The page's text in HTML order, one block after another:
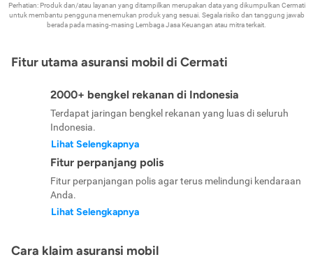
Perhatian: Produk dan/atau layanan yang ditampilkan merupakan data yang dikumpulkan Cermati
untuk membantu pengguna menemukan produk yang sesuai. Segala risiko dan tanggung jawab
berada pada masing-masing Lembaga Jasa Keuangan atau mitra terkait.
Fitur utama asuransi mobil di Cermati
2000+ bengkel rekanan di Indonesia
Terdapat jaringan bengkel rekanan yang luas di seluruh
Indonesia.
Lihat Selengkapnya
Fitur perpanjang polis
Fitur perpanjangan polis agar terus melindungi kendaraan
Anda.
Lihat Selengkapnya
Cara klaim asuransi mobil